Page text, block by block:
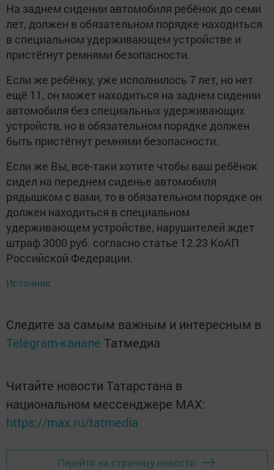
На заднем сидении автомобиля ребёнок до семи
лет, должен в обязательном порядке находиться
в специальном удерживающем устройстве и
пристёгнут ремнями безопасности.
Если же ребёнку, уже исполнилось 7 лет, но нет
ещё 11, он может находиться на заднем сидении
автомобиля без специальных удерживающих
устройств, но в обязательном порядке должен
быть пристёгнут ремнями безопасности.
Если же Вы, все-таки хотите чтобы ваш ребёнок
сидел на переднем сиденье автомобиля
рядышком с вами, то в обязательном порядке он
должен находиться в специальном
удерживающем устройстве, нарушителей ждет
штраф 3000 руб. согласно статье 12.23 КоАП
Российской Федерации.
Источник
Следите за самым важным и интересным в
Telegram-канале Татмедиа
Читайте новости Татарстана в
национальном мессенджере MАХ:
https://max.ru/tatmedia
Перейти на страницу новости